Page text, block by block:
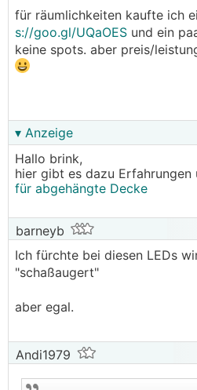
für räumlichkeiten kaufte ich
s://goo.gl/UQaOES und ein
keine spots. aber preis/
▾ Anzeige
Hallo brink,
hier gibt es dazu Erfahrungen
für abgehängte Decke
barneyb
Ich fürchte bei diesen LEDs
"schaßaugert"
aber egal.
Andi1979